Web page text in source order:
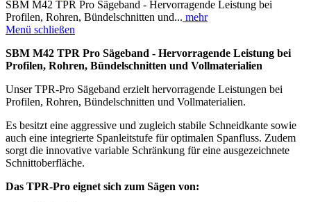
SBM M42 TPR Pro Sägeband - Hervorragende Leistung bei
Profilen, Rohren, Bündelschnitten und... mehr
Menü schließen
SBM M42 TPR Pro Sägeband - Hervorragende Leistung bei
Profilen, Rohren, Bündelschnitten und Vollmaterialien
Unser TPR-Pro Sägeband erzielt hervorragende Leistungen bei
Profilen, Rohren, Bündelschnitten und Vollmaterialien.
Es besitzt eine aggressive und zugleich stabile Schneidkante sowie
auch eine integrierte Spanleitstufe für optimalen Spanfluss. Zudem
sorgt die innovative variable Schränkung für eine ausgezeichnete
Schnittoberfläche.
Das TPR-Pro eignet sich zum Sägen von: